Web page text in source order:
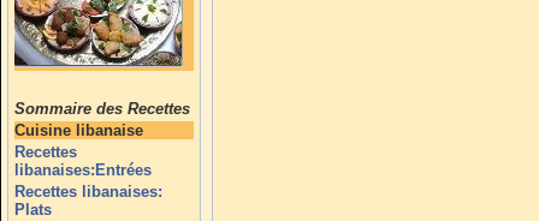
Sommaire des Recettes
Cuisine libanaise
Recettes
libanaises:Entrées
Recettes libanaises:
Plats